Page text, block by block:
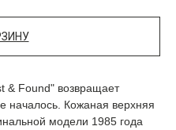
& Found" возвращает
началось. Кожаная верхняя
модели 1985 года